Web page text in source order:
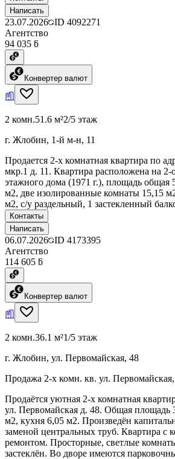
Написать
23.07.2026 ID 4092271
Агентство
94 035 ƃ
Конвертер валют
2 комн.51.6 м²2/5 этаж
г. Жлобин, 1-й м-н, 11
Продается 2-х комнатная квартира по
мкр.1 д. 11. Квартира расположена на 2-
этажного дома (1971 г.), площадь общая
м2, две изолированные комнаты 15,15
м2, с/у раздельный, 1 застекленный
Контакты
Написать
06.07.2026 ID 4173395
Агентство
114 605 ƃ
Конвертер валют
2 комн.36.1 м²1/5 этаж
г. Жлобин, ул. Первомайская, 48
Продажа 2-х комн. кв. ул.
Продаётся уютная 2-х комнатная
ул. Первомайская д. 48. Общая площадь
м2, кухня 6,05 м2. Произведён
заменой центральных труб. Квартира с
ремонтом. Просторные, светлые
застеклён. Во дворе имеются